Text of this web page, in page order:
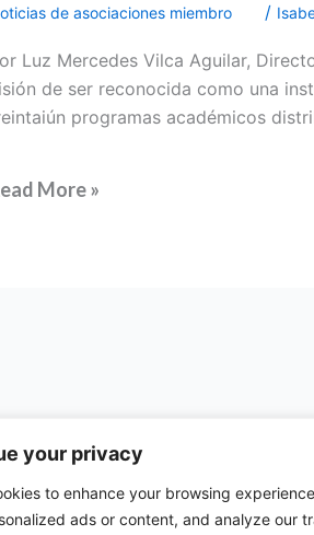
your privacy
to enhance your browsing
ads or content, and analyze our
de asociaciones miembro /
Luz Mercedes Vilca Aguilar,
de ser reconocida como una
programas académicos
More »
57 rue d'Amsterdam